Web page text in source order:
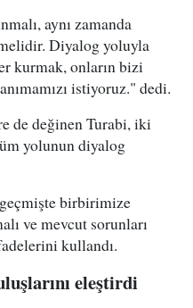
aynı zamanda
Diyalog yoluyla
kurmak, onların bizi
istiyoruz." dedi.
de değinen Turabi, iki
yolunun diyalog
birbirimize
ve mevcut sorunları
kullandı.
eleştirdi